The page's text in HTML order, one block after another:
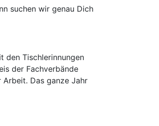
suchen wir genau Dich
den Tischlerinnungen
der Fachverbände
Das ganze Jahr